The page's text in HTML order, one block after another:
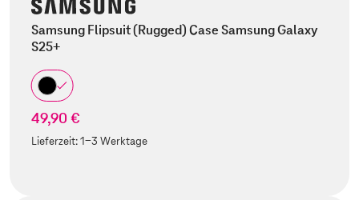
Samsung Flipsuit (Rugged) Case Samsung Galaxy
S25+
49,90 €
Lieferzeit:1-3 Werktage